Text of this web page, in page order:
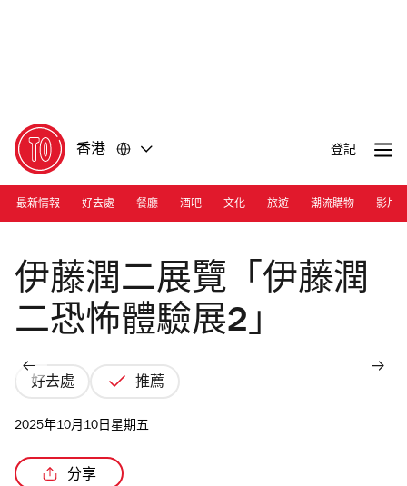
香港 登記
最新情報 好去處 餐廳 酒吧 文化 旅遊 潮流購物 影片
Photograph: Courtesy Incubase Arena
伊藤潤二展覽「伊藤潤
二恐怖體驗展2」
好去處 推薦
2025年10月10日星期五
分享